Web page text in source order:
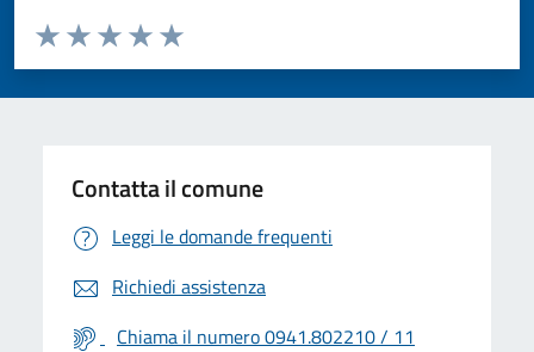
Valuta da 1 a 5 stelle la pagina
Valuta 5 stelle su 5
Valuta 4 stelle su 5
Valuta 3 stelle su 5
Valuta 2 stelle su 5
Valuta 1 stelle su 5
Contatta il comune
Leggi le domande frequenti
Richiedi assistenza
Chiama il numero 0941.802210 / 11